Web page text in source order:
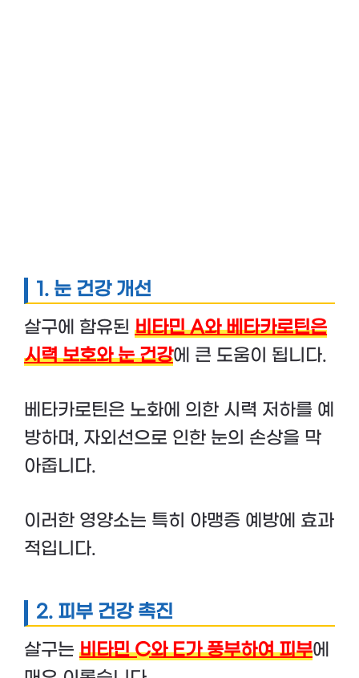
1. 눈 건강 개선
살구에 함유된 비타민 A와 베타카로틴은
시력 보호와 눈 건강에 큰 도움이 됩니다.
베타카로틴은 노화에 의한 시력 저하를 예
방하며, 자외선으로 인한 눈의 손상을 막
아줍니다.
이러한 영양소는 특히 야맹증 예방에 효과
적입니다.
2. 피부 건강 촉진
살구는 비타민 C와 E가 풍부하여 피부에